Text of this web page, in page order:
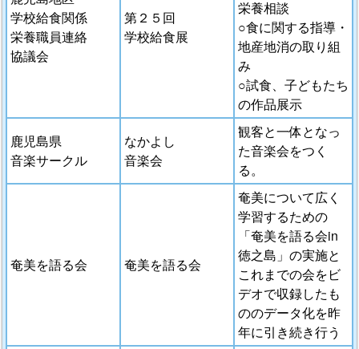
学校給食関係
栄養職員連絡
協議会
第２５回
学校給食展
栄養相談
○食に関する指導・
地産地消の取り組
み
○試食、子どもたち
の作品展示
鹿児島県
音楽サークル
なかよし
音楽会
観客と一体となっ
た音楽会をつく
る。
奄美を語る会 奄美を語る会
奄美について広く
学習するための
「奄美を語る会in
徳之島」の実施と
これまでの会をビ
デオで収録したも
ののデータ化を昨
年に引き続き行う